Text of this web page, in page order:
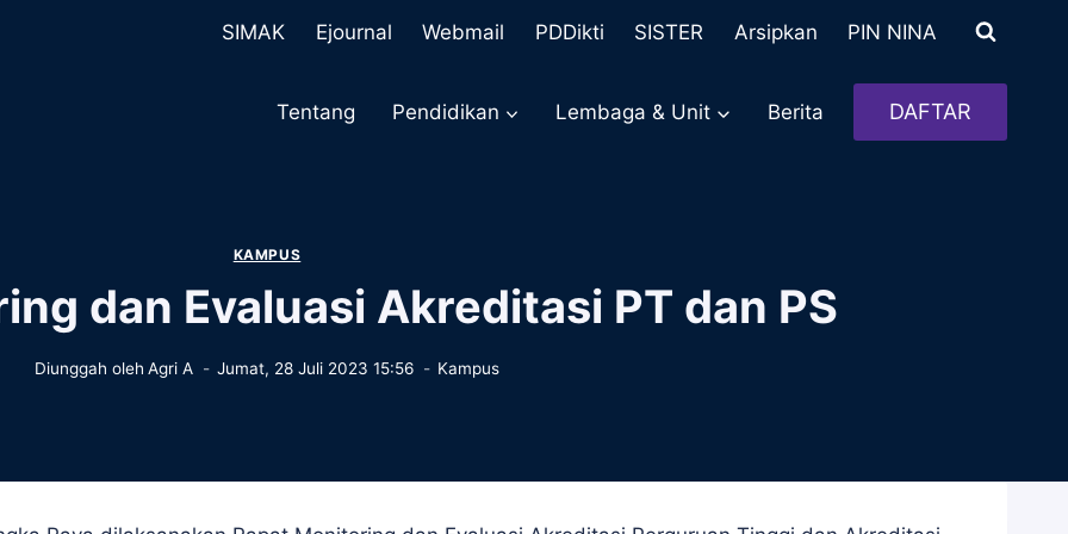
SIMAK Ejournal Webmail PDDikti SISTER Arsipkan PIN NINA
Tentang Pendidikan Lembaga & Unit Berita DAFTAR
KAMPUS
dan Evaluasi Akreditasi PT dan PS
Diunggah oleh Agri A Jumat, 28 Juli 2023 15:56 Kampus